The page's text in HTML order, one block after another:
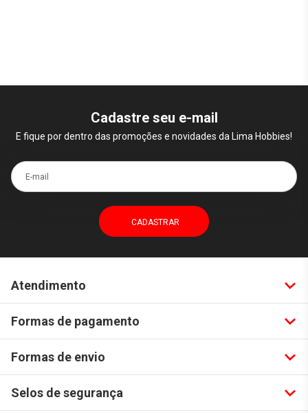
Cadastre seu e-mail
E fique por dentro das promoções e novidades da Lima Hobbies!
E-mail
Atendimento
Formas de pagamento
Formas de envio
Selos de segurança